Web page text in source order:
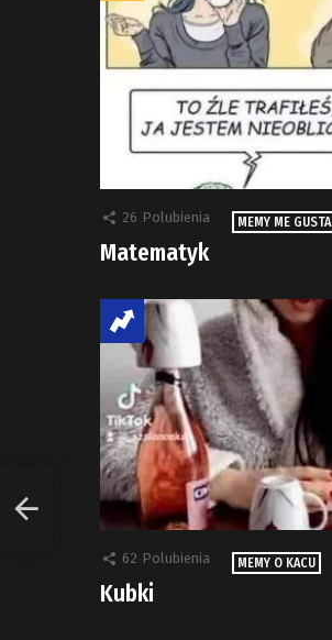
26 Polubienia MEMY ME GUSTA
Matematyk
62 Polubienia MEMY O KACU
Kubki